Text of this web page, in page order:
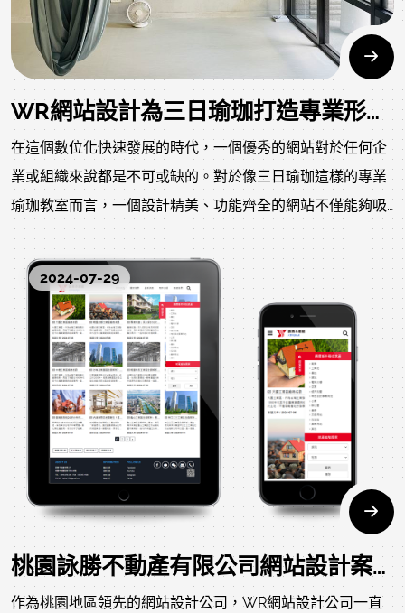
WR網站設計為三日瑜珈打造專業形象 - 融合技術與美學的網頁設計典範
在這個數位化快速發展的時代，一個優秀的網站對於任何企
業或組織來說都是不可或缺的。對於像三日瑜珈這樣的專業
瑜珈教室而言，一個設計精美、功能齊全的網站不僅能夠吸
引潛在客戶，還能有效地傳達教室的理念和特色。近期，三
日瑜珈與知名的WR網站設計公司合作，打造了一個全新的
網站，為這間中壢地區備受歡迎的瑜珈教室帶來了煥然一新
的線上形象。這個項目不僅展現了WR網站設計的專業實
力，也為我們呈現了一個融合技術與美學的網頁設計典範。
2024-07-29
桃園詠勝不動產有限公司網站設計案例分享
作為桃園地區領先的網站設計公司，WR網站設計公司一直